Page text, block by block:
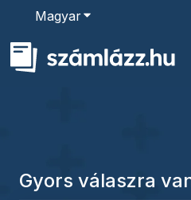
MagyarAlmenü
Gyors válaszra